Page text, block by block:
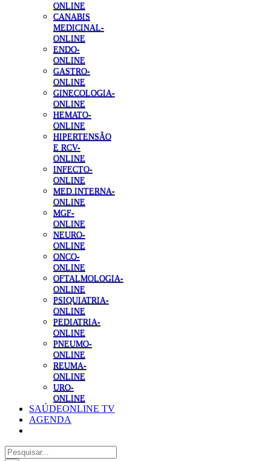
ONLINE
CANABIS
MEDICINAL-
ONLINE
ENDO-
ONLINE
GASTRO-
ONLINE
GINECOLOGIA-
ONLINE
HEMATO-
ONLINE
HIPERTENSÃO
E RCV-
ONLINE
INFECTO-
ONLINE
MED.INTERNA-
ONLINE
MGF-
ONLINE
NEURO-
ONLINE
ONCO-
ONLINE
OFTALMOLOGIA-
ONLINE
PSIQUIATRIA-
ONLINE
PEDIATRIA-
ONLINE
PNEUMO-
ONLINE
REUMA-
ONLINE
URO-
ONLINE
SAÚDEONLINE TV
AGENDA
Pesquisar